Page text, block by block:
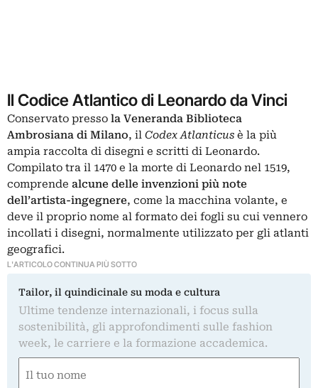
Il Codice Atlantico di Leonardo da Vinci
Conservato presso la Veneranda Biblioteca
Ambrosiana di Milano, il Codex Atlanticus è la più
ampia raccolta di disegni e scritti di Leonardo.
Compilato tra il 1470 e la morte di Leonardo nel 1519,
comprende alcune delle invenzioni più note
dell’artista-ingegnere, come la macchina volante, e
deve il proprio nome al formato dei fogli su cui vennero
incollati i disegni, normalmente utilizzato per gli atlanti
geografici.
L'ARTICOLO CONTINUA PIÙ SOTTO
Tailor, il quindicinale su moda e cultura
Ultime tendenze internazionali, i focus sulla
sostenibilità, gli approfondimenti sulle fashion
week, le carriere e la formazione accademica.
(Required)